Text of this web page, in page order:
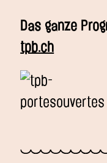
Das ganze
tpb.ch